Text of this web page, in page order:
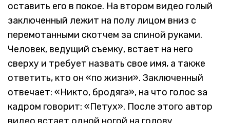
оставить его в покое. На втором видео голый
заключенный лежит на полу лицом вниз с
перемотанными скотчем за спиной руками.
Человек, ведущий съемку, встает на него
сверху и требует назвать свое имя, а также
ответить, кто он «по жизни». Заключенный
отвечает: «Никто, бродяга», на что голос за
кадром говорит: «Петух». После этого автор